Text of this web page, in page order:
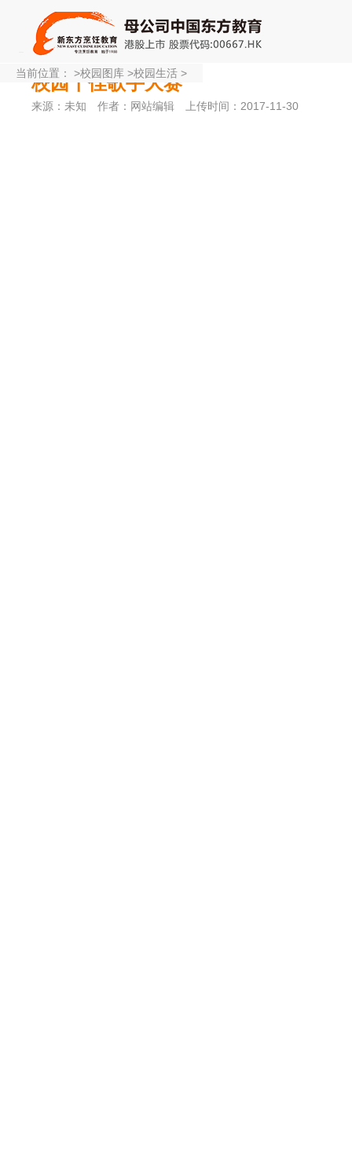
校园十佳歌手大赛
来源：未知 作者：网站编辑 上传时间：2017-11-30
当前位置： >校园图库 >校园生活 >